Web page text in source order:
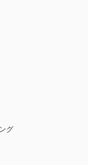
グ